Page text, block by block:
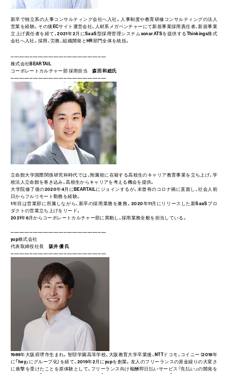
新卒で独立系の人事コンサルティング会社へ入社。人事制度や教育研修コンサルティングの法人
営業を経験。その後ECサイト運営会社、人材系メガベンチャーにて新規事業採用責任者、新規事業
立上げ責任者を経て、2021年2月にSaaS型採用管理システムsonar ATSを提供するThinkings株式
会社へ入社。採用、労務、組織開発とHR部門全体を統括。
--------------------------------------------------------
株式会社BEARTAIL
コーポレートカルチャー部 採用担当森田 和総氏
--------------------------------------------------------
立命館大学国際関係研究科時代では、附属校に在籍する高校生のキャリア教育事業を立ち上げ、学
校法人立命館を巻き込み、高校生からキャリアを考える機会を提供。
大学院修了後の2020年4月にBEARTAILにジョインするが、未曾有のコロナ禍に直面し、社会人初
日からフルリモート勤務を経験。
1年目は営業部に所属しながら、新卒の採用業務を兼務。2020年11月にリリースした新SaaSプロ
ダクトの営業立ち上げをリード。
2021年6月からコーポレートカルチャー部に異動し、採用業務全般を担当している。
--------------------------------------------------------
yup株式会社
代表取締役社長 阪井 優 氏
--------------------------------------------------------
1989年大阪府堺市生まれ。智辯学園高等学校、大阪教育大学卒業後、NTTドコモ、コイニー（2018年
に「hey」にグループ化）を経て、2019年2月にyupを創業。友人のフリーランスの資金繰りの大変さ
に衝撃を受けたことを原体験として、フリーランス向け報酬即日払いサービス『先払い』の開発を